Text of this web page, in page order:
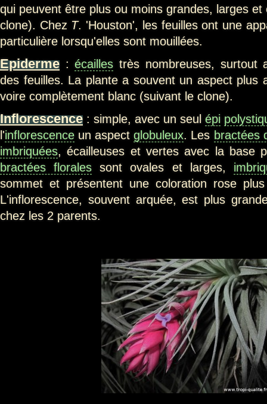
qui peuvent être plus ou moins grandes, larges et
clone). Chez T. 'Houston', les feuilles ont une
particulière lorsqu'elles sont mouillées.
Epiderme :écailles très nombreuses, surtout
des feuilles. La plante a souvent un aspect plus
voire complètement blanc (suivant le clone).
Inflorescence : simple, avec un seul épi
l'inflorescence un aspectglobuleux. Les bractées
imbriquées, écailleuses et vertes avec la base
bractées florales sont ovales et larges,
sommet et présentent une coloration rose
L'inflorescence, souvent arquée, est plus
chez les 2 parents.